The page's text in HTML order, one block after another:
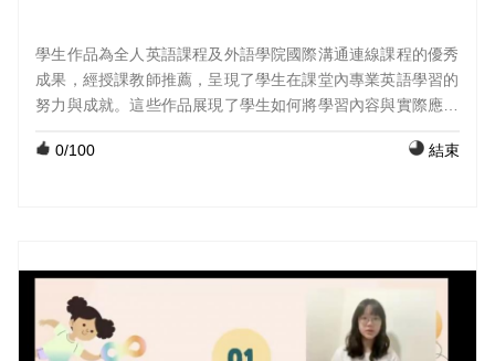
學生作品為全人英語課程及外語學院國際溝通連線課程的優秀
成果，經授課教師推薦，呈現了學生在課堂內專業英語學習的
努力與成就。這些作品展現了學生如何將學習內容與實際應用
語文(初級英文)；組員：游欣菲、蘇俐穎、賴芊甯、周珈柔
0/100 結束